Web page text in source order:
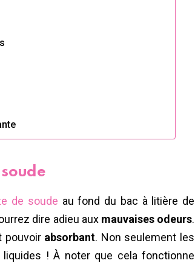
de soude au fond du bac à litière de
dire adieu aux mauvaises odeurs.
pouvoir absorbant. Non seulement les
! À noter que cela fonctionne